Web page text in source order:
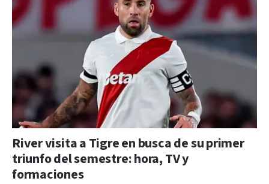
River visita a Tigre en busca de su primer
triunfo del semestre: hora, TV y
formaciones